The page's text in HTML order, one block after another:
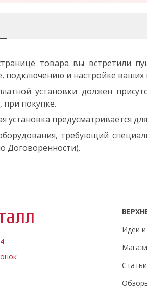
товара вы встретили
подключению и настройке ваших
установки должен
при покупке.
установка предусматривается
требующий
Договоренности).
Идеи
Статьи